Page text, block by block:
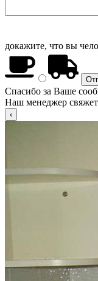
докажите, что вы
Спасибо за Ваше
Наш менеджер